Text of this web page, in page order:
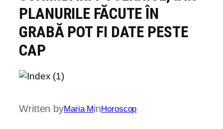
PLANURILE FĂCUTE ÎN
GRABĂ POT FI DATE PESTE
CAP
Written byMaria MinHoroscop